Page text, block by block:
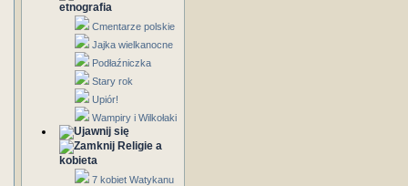
etnografia
Cmentarze polskie
Jajka wielkanocne
Podłaźniczka
Stary rok
Upiór!
Wampiry i Wilkołaki
Religie a
kobieta
7 kobiet Watykanu